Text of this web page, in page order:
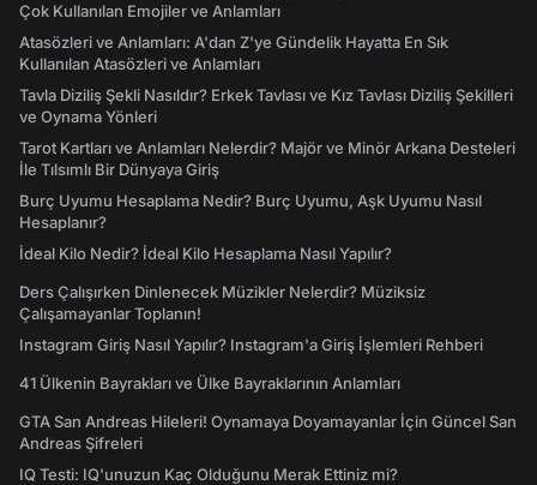
Çok Kullanılan Emojiler ve Anlamları
Atasözleri ve Anlamları: A'dan Z'ye Gündelik Hayatta En Sık
Kullanılan Atasözleri ve Anlamları
Tavla Diziliş Şekli Nasıldır? Erkek Tavlası ve Kız Tavlası Diziliş Şekilleri
ve Oynama Yönleri
Tarot Kartları ve Anlamları Nelerdir? Majör ve Minör Arkana Desteleri
İle Tılsımlı Bir Dünyaya Giriş
Burç Uyumu Hesaplama Nedir? Burç Uyumu, Aşk Uyumu Nasıl
Hesaplanır?
İdeal Kilo Nedir? İdeal Kilo Hesaplama Nasıl Yapılır?
Ders Çalışırken Dinlenecek Müzikler Nelerdir? Müziksiz
Çalışamayanlar Toplanın!
Instagram Giriş Nasıl Yapılır? Instagram'a Giriş İşlemleri Rehberi
41 Ülkenin Bayrakları ve Ülke Bayraklarının Anlamları
GTA San Andreas Hileleri! Oynamaya Doyamayanlar İçin Güncel San
Andreas Şifreleri
IQ Testi: IQ'unuzun Kaç Olduğunu Merak Ettiniz mi?